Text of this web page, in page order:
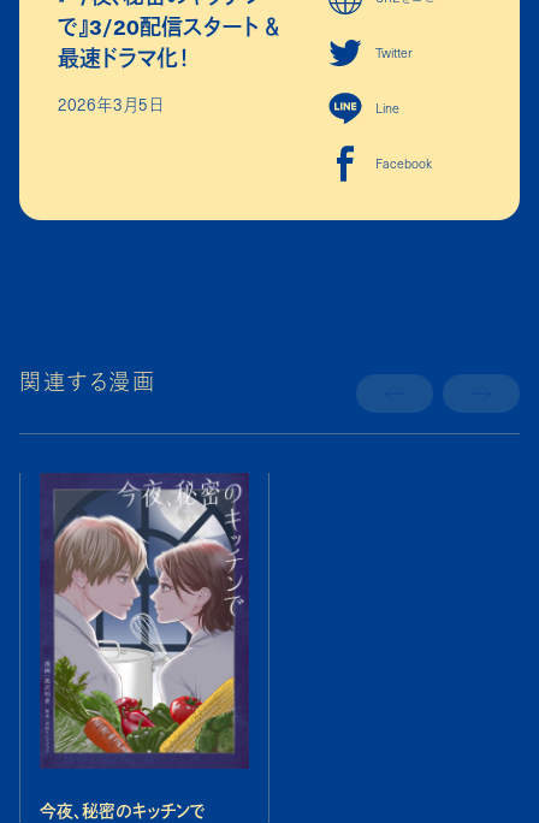
で』3/20配信スタート ＆
最速ドラマ化！
2026年3月5日
Twitter
Line
Facebook
関連する漫画
今夜、秘密のキッチンで